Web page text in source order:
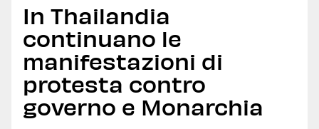
In Thailandia
continuano le
manifestazioni di
protesta contro
governo e Monarchia